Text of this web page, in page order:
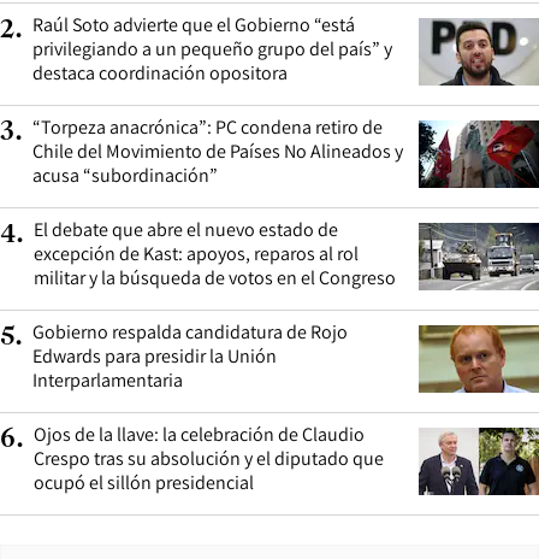
2. Raúl Soto advierte que el Gobierno “está
privilegiando a un pequeño grupo del país” y
destaca coordinación opositora
3. “Torpeza anacrónica”: PC condena retiro de
Chile del Movimiento de Países No Alineados y
acusa “subordinación”
4. El debate que abre el nuevo estado de
excepción de Kast: apoyos, reparos al rol
militar y la búsqueda de votos en el Congreso
5. Gobierno respalda candidatura de Rojo
Edwards para presidir la Unión
Interparlamentaria
6. Ojos de la llave: la celebración de Claudio
Crespo tras su absolución y el diputado que
ocupó el sillón presidencial